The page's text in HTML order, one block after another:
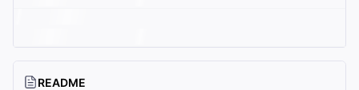
README